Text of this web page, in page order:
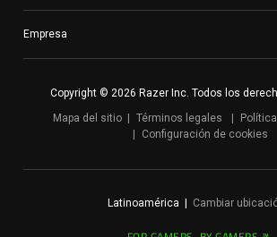
Empresa
Copyright © 2026 Razer Inc. Todos los
Mapa del sitio
Términos legales
Configuración de cookies
Latinoamérica | Cambiar